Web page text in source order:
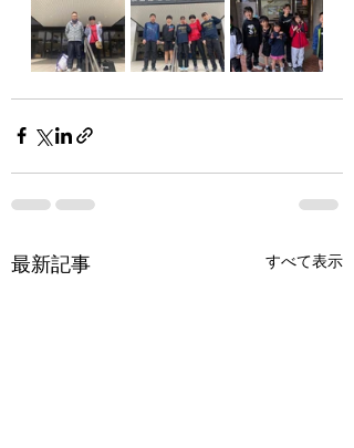
最新記事 すべて表示